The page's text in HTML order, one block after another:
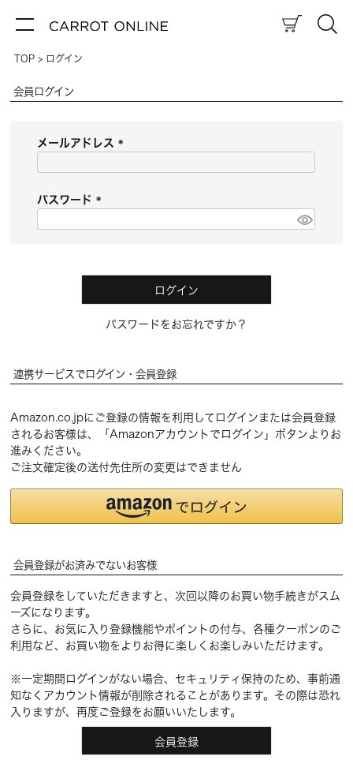
TOP ログイン
会員ログイン
メールアドレス
パスワード
ログイン
パスワードをお忘れですか？
連携サービスでログイン・会員登録
Amazon.co.jpにご登録の情報を利用してログインまたは会員登録
されるお客様は、「Amazonアカウントでログイン」ボタンよりお
進みください。
ご注文確定後の送付先住所の変更はできません
会員登録がお済みでないお客様
会員登録をしていただきますと、次回以降のお買い物手続きがスム
ーズになります。
さらに、お気に入り登録機能やポイントの付与、各種クーポンのご
利用など、お買い物をよりお得に楽しくお楽しみいただけます。
※一定期間ログインがない場合、セキュリティ保持のため、事前通
知なくアカウント情報が削除されることがあります。その際は恐れ
入りますが、再度ご登録をお願いいたします。
会員登録